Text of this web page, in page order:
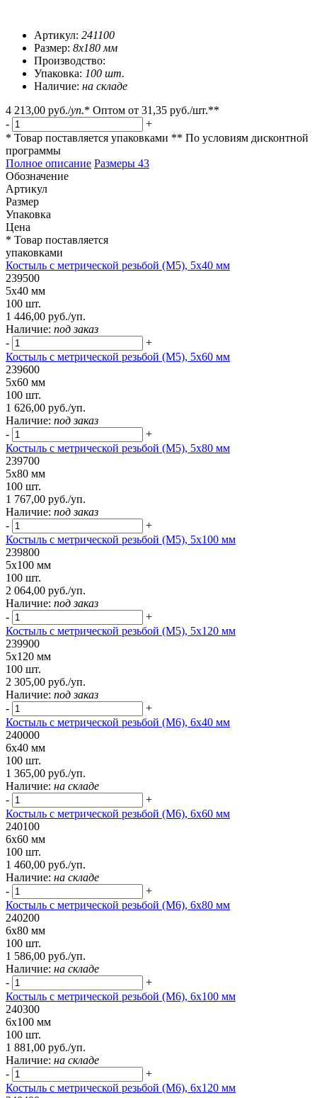
Артикул: 241100
Размер: 8х180 мм
Производство:
Упаковка: 100 шт.
Наличие: на складе
4 213,00 руб./уп.* Оптом от 31,35 руб./шт.**
-
+
* Товар поставляется упаковками ** По условиям дисконтной
программы
Полное описание Размеры 43
Обозначение
Артикул
Размер
Упаковка
Цена
* Товар поставляется
упаковками
Костыль с метрической резьбой (М5), 5х40 мм
239500
5х40 мм
100 шт.
1 446,00 руб./уп.
Наличие: под заказ
-
+
Костыль с метрической резьбой (М5), 5х60 мм
239600
5х60 мм
100 шт.
1 626,00 руб./уп.
Наличие: под заказ
-
+
Костыль с метрической резьбой (М5), 5х80 мм
239700
5х80 мм
100 шт.
1 767,00 руб./уп.
Наличие: под заказ
-
+
Костыль с метрической резьбой (М5), 5х100 мм
239800
5х100 мм
100 шт.
2 064,00 руб./уп.
Наличие: под заказ
-
+
Костыль с метрической резьбой (М5), 5х120 мм
239900
5х120 мм
100 шт.
2 305,00 руб./уп.
Наличие: под заказ
-
+
Костыль с метрической резьбой (М6), 6х40 мм
240000
6х40 мм
100 шт.
1 365,00 руб./уп.
Наличие: на складе
-
+
Костыль с метрической резьбой (М6), 6х60 мм
240100
6х60 мм
100 шт.
1 460,00 руб./уп.
Наличие: на складе
-
+
Костыль с метрической резьбой (М6), 6х80 мм
240200
6х80 мм
100 шт.
1 586,00 руб./уп.
Наличие: на складе
-
+
Костыль с метрической резьбой (М6), 6х100 мм
240300
6х100 мм
100 шт.
1 881,00 руб./уп.
Наличие: на складе
-
+
Костыль с метрической резьбой (М6), 6х120 мм